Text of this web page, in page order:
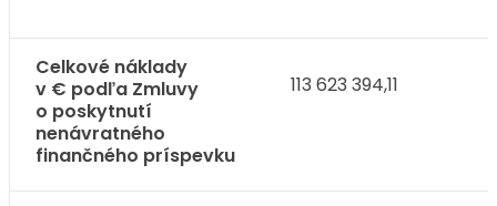
Celkové náklady
v € podľa Zmluvy
o poskytnutí
nenávratného
finančného príspevku
113 623 394,11